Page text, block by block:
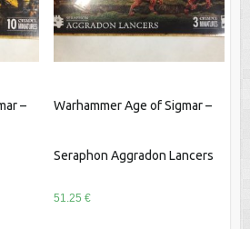
– Warhammer Age of Sigmar –
Seraphon Aggradon Lancers
51.25 €